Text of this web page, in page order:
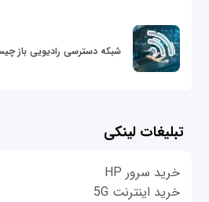
شبکه دسترسی رادیویی باز
تبلیغات لینکی
خرید سرور HP
خرید اینترنت 5G